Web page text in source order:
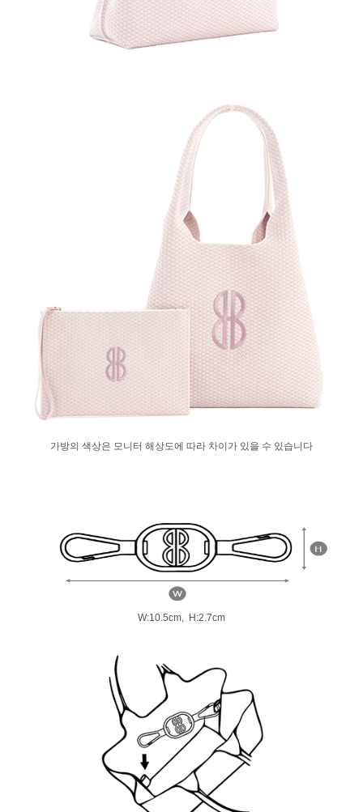
가방의 색상은 모니터 해상도에 따라 차이가 있을 수 있습니다
W:10.5cm, H:2.7cm